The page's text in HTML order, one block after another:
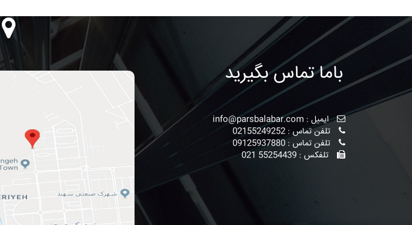
باما تماس بگیرید
ایمیل : info@parsbalabar.com
تلفن تماس :02155249252
تلفن تماس :09125937880
تلفکس : 55254439 021